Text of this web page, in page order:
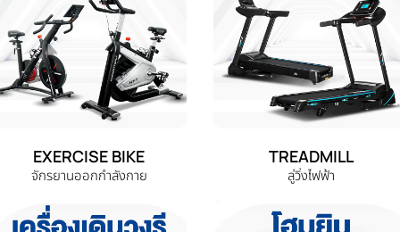
EXERCISE BIKE
จักรยานออกกำลังกาย
TREADMILL
ลู่วิ่งไฟฟ้า